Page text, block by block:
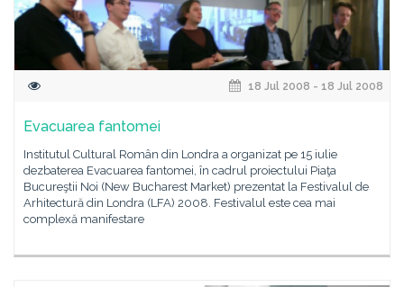
18 Jul 2008 - 18 Jul 2008
Evacuarea fantomei
Institutul Cultural Român din Londra a organizat pe 15 iulie
dezbaterea Evacuarea fantomei, în cadrul proiectului Piaţa
Bucureştii Noi (New Bucharest Market) prezentat la Festivalul de
Arhitectură din Londra (LFA) 2008. Festivalul este cea mai
complexă manifestare